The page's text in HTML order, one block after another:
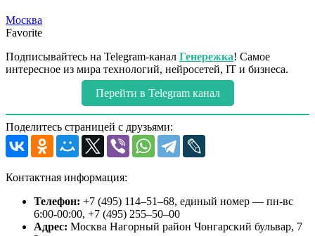
Москва
Favorite
Подписывайтесь на Telegram-канал Генережка! Самое
интересное из мира технологий, нейросетей, IT и бизнеса.
Перейти в Telegram канал
Поделитесь страницей с друзьями:
Контактная информация:
Телефон: +7 (495) 114‒51‒68, единый номер — пн-вс
6:00-00:00, +7 (495) 255‒50‒00
Адрес: Москва Нагорный район Чонгарский бульвар, 7